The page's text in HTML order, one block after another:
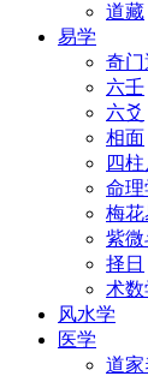
道藏
易学
奇门
六壬
六爻
相面
四
命理
梅花
紫微
择日
术数
风水学
医学
道家